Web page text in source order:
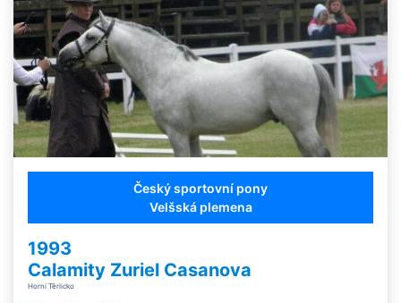
Český sportovní pony
Velšská plemena
1993
Calamity Zuriel Casanova
Horní Těrlicko